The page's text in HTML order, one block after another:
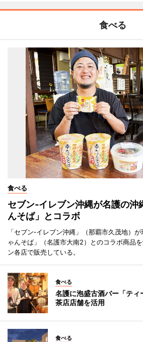
食べる
食べる
セブン‐イレブン沖縄が名護の沖
んそば」とコラボ
「セブン‐イレブン沖縄」（那覇市久茂地）
ゃんそば」（名護市大南2）とのコラボ商品
ン各店で販売している。
食べる
名護に泡盛古酒バー「テ
茶店店舗を活用
食べる